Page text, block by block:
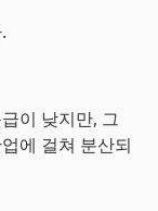
이 낮지만, 그
에 걸쳐 분산되